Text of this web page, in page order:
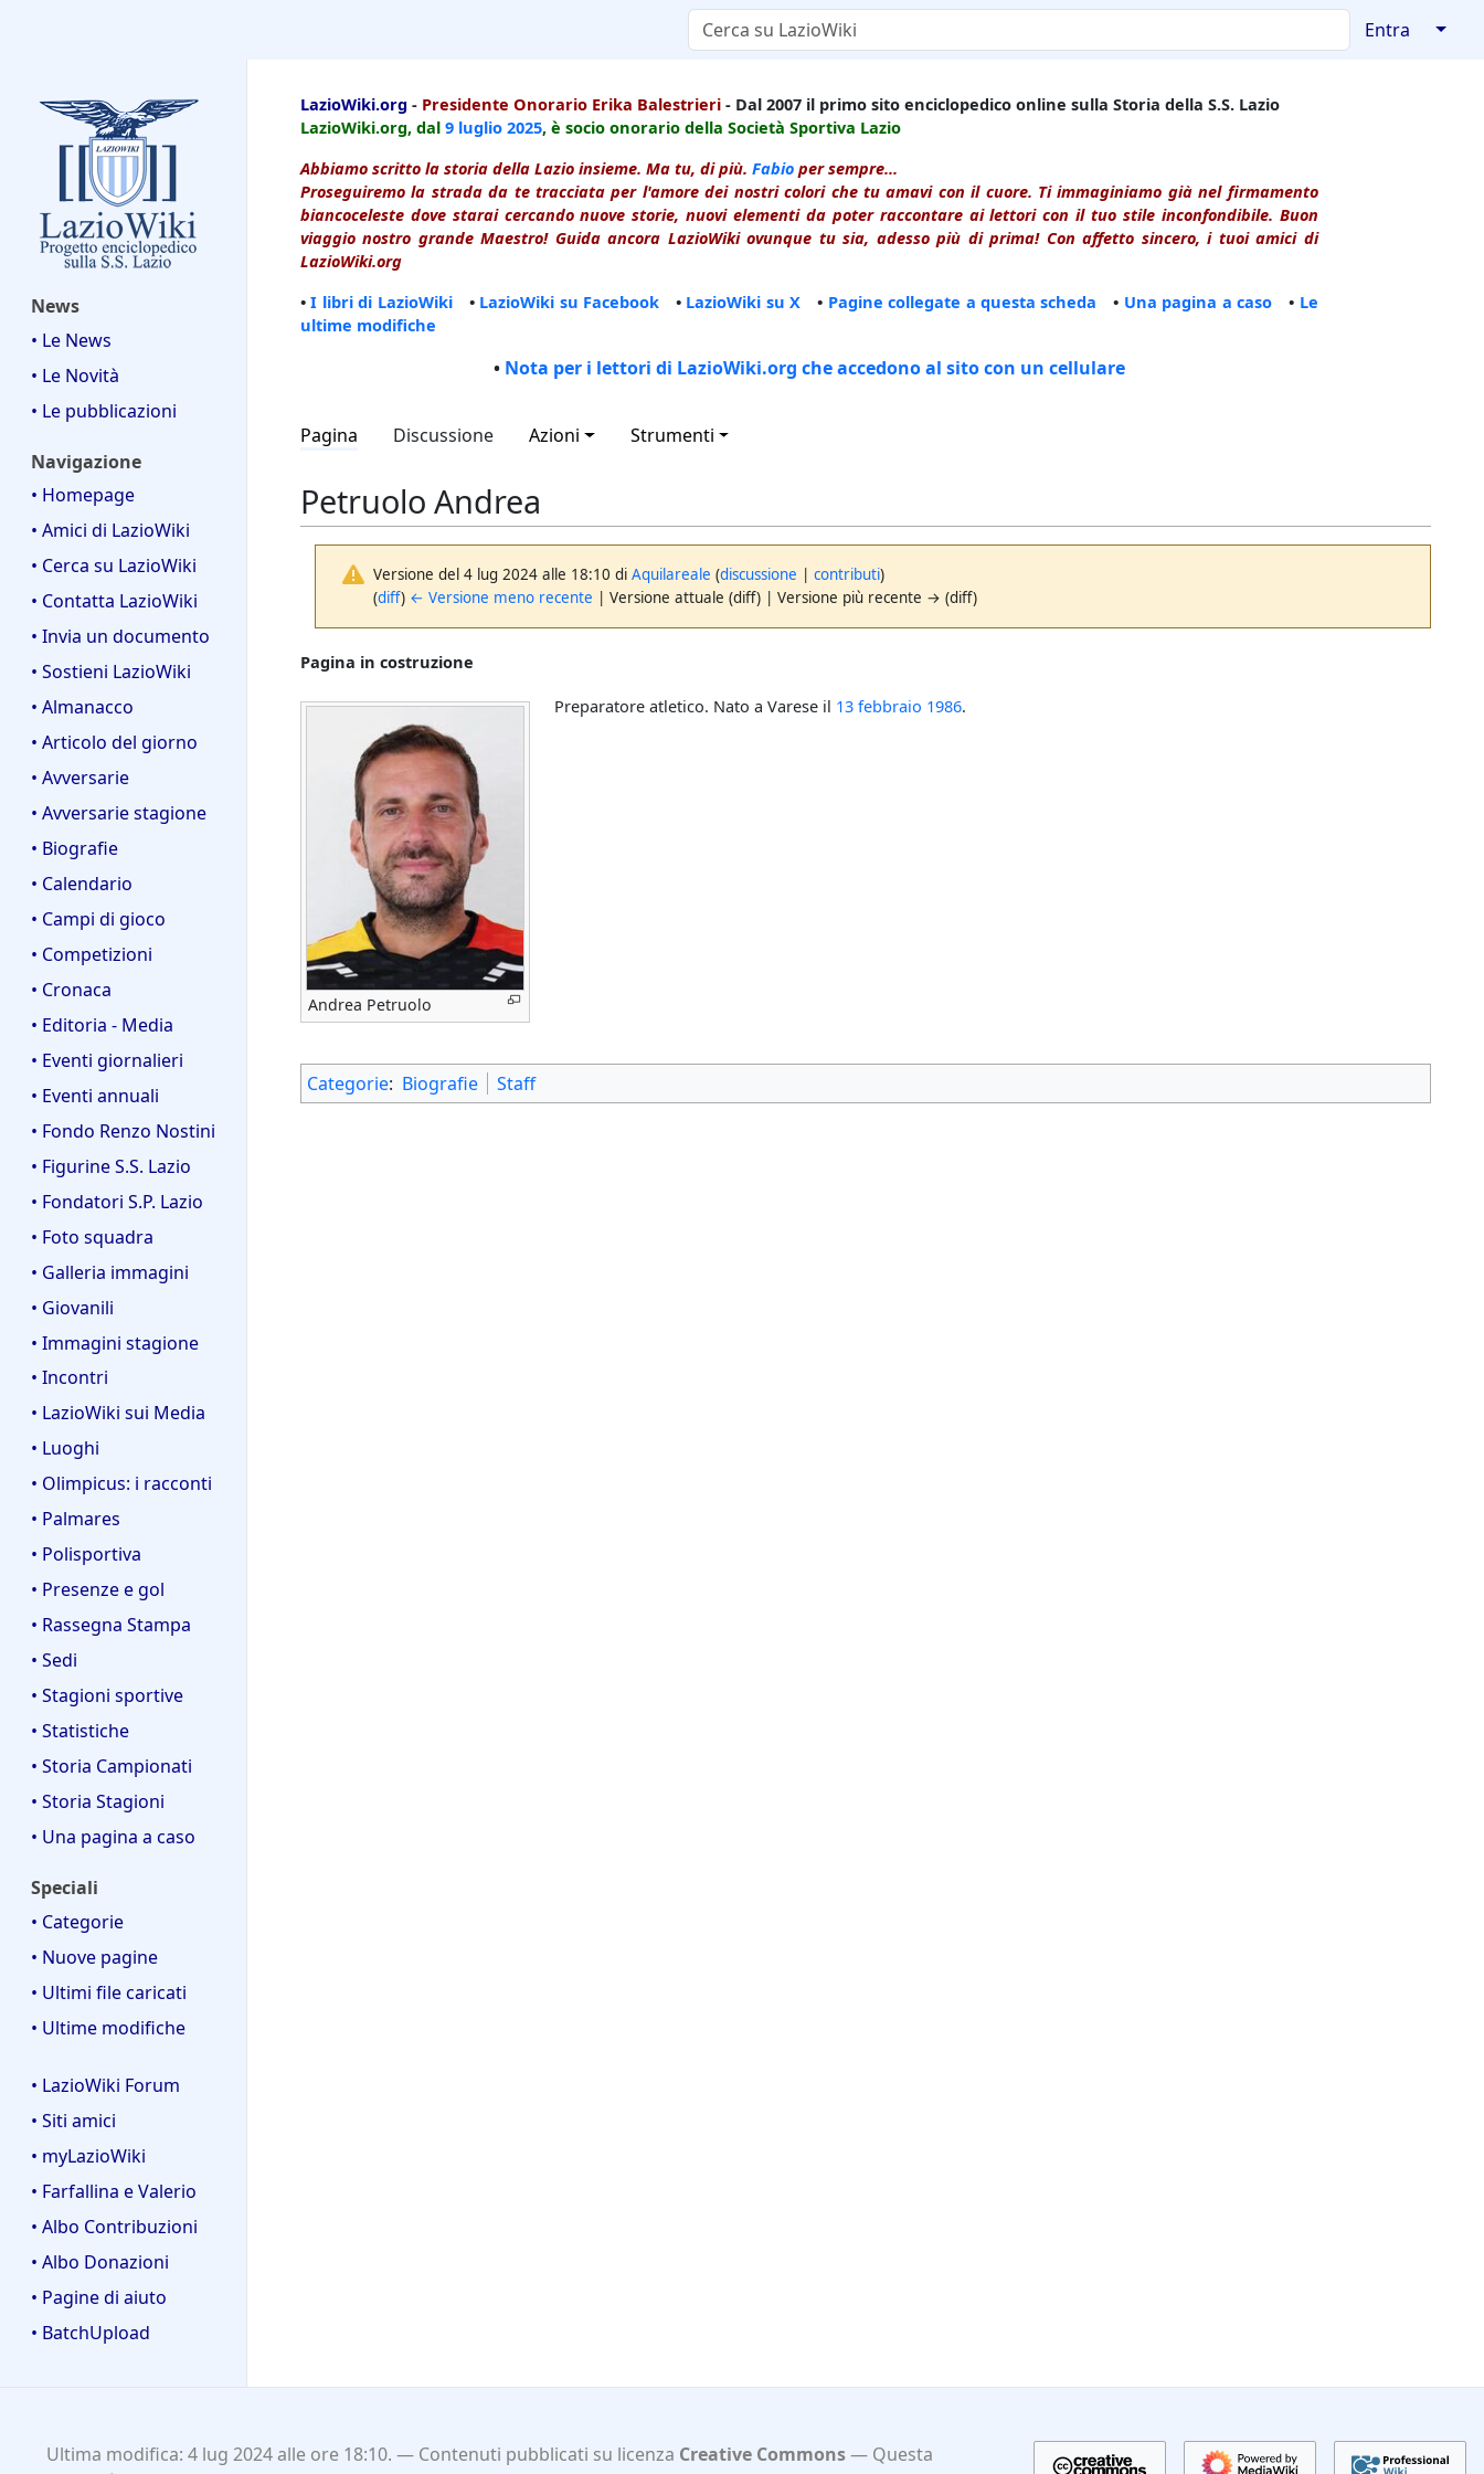
Entra ↓
News
• Le News
• Le Novità
• Le pubblicazioni
Navigazione
• Homepage
• Amici di LazioWiki
• Cerca su LazioWiki
• Contatta LazioWiki
• Invia un documento
• Sostieni LazioWiki
• Almanacco
• Articolo del giorno
• Avversarie
• Avversarie stagione
• Biografie
• Calendario
• Campi di gioco
• Competizioni
• Cronaca
• Editoria - Media
• Eventi giornalieri
• Eventi annuali
• Fondo Renzo Nostini
• Figurine S.S. Lazio
• Fondatori S.P. Lazio
• Foto squadra
• Galleria immagini
• Giovanili
• Immagini stagione
• Incontri
• LazioWiki sui Media
• Luoghi
• Olimpicus: i racconti
• Palmares
• Polisportiva
• Presenze e gol
• Rassegna Stampa
• Sedi
• Stagioni sportive
• Statistiche
• Storia Campionati
• Storia Stagioni
• Una pagina a caso
Speciali
• Categorie
• Nuove pagine
• Ultimi file caricati
• Ultime modifiche
• LazioWiki Forum
• Siti amici
• myLazioWiki
• Farfallina e Valerio
• Albo Contribuzioni
• Albo Donazioni
• Pagine di aiuto
• BatchUpload
LazioWiki.org - Presidente Onorario Erika Balestrieri - Dal 2007 il primo sito enciclopedico online sulla Storia della S.S. Lazio
LazioWiki.org, dal 9 luglio 2025, è socio onorario della Società Sportiva Lazio
Abbiamo scritto la storia della Lazio insieme. Ma tu, di più. Fabio per sempre...
Proseguiremo la strada da te tracciata per l'amore dei nostri colori che tu amavi con il cuore. Ti immaginiamo già nel firmamento
biancoceleste dove starai cercando nuove storie, nuovi elementi da poter raccontare ai lettori con il tuo stile inconfondibile. Buon
viaggio nostro grande Maestro! Guida ancora LazioWiki ovunque tu sia, adesso più di prima! Con affetto sincero, i tuoi amici di
LazioWiki.org
•I libri di LazioWiki• LazioWiki su Facebook • LazioWiki su X • Pagine collegate a questa scheda • Una pagina a caso • Le
ultime modifiche
• Nota per i lettori di LazioWiki.org che accedono al sito con un cellulare
Pagina Discussione Azioni Strumenti
Petruolo Andrea
Versione del 4 lug 2024 alle 18:10 diAquilareale (discussione |contributi)
(diff) ← Versione meno recente | Versione attuale (diff) | Versione più recente → (diff)
Pagina in costruzione
Andrea Petruolo
Preparatore atletico. Nato a Varese il 13 febbraio 1986.
Categorie: Biografie Staff
Ultima modifica: 4 lug 2024 alle ore 18:10. Contenuti pubblicati su licenza Creative Commons
Questa